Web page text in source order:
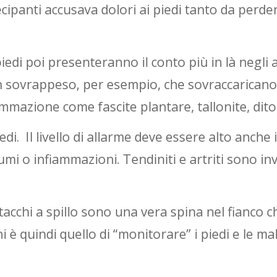
accusava dolori ai piedi tanto da
poi presenteranno il conto più in là
per esempio, che
come fascite plantare, tallonite,
Il livello di allarme deve essere alto
o infiammazioni. Tendiniti e artriti sono
a spillo sono una vera spina nel fianco
è quindi quello di “monitorare” i piedi e le